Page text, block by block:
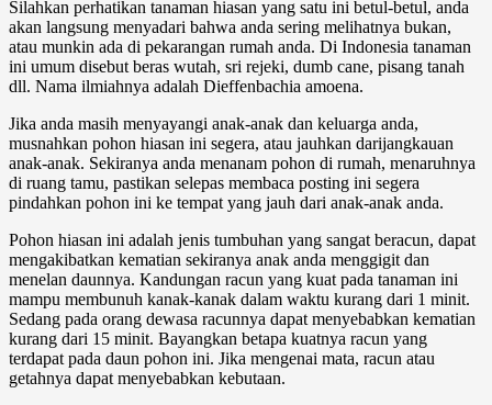
Silahkan perhatikan tanaman hiasan yang satu ini betul-betul, anda
akan langsung menyadari bahwa anda sering melihatnya bukan,
atau munkin ada di pekarangan rumah anda. Di Indonesia tanaman
ini umum disebut beras wutah, sri rejeki, dumb cane, pisang tanah
dll. Nama ilmiahnya adalah Dieffenbachia amoena.
Jika anda masih menyayangi anak-anak dan keluarga anda,
musnahkan pohon hiasan ini segera, atau jauhkan darijangkauan
anak-anak. Sekiranya anda menanam pohon di rumah, menaruhnya
di ruang tamu, pastikan selepas membaca posting ini segera
pindahkan pohon ini ke tempat yang jauh dari anak-anak anda.
Pohon hiasan ini adalah jenis tumbuhan yang sangat beracun, dapat
mengakibatkan kematian sekiranya anak anda menggigit dan
menelan daunnya. Kandungan racun yang kuat pada tanaman ini
mampu membunuh kanak-kanak dalam waktu kurang dari 1 minit.
Sedang pada orang dewasa racunnya dapat menyebabkan kematian
kurang dari 15 minit. Bayangkan betapa kuatnya racun yang
terdapat pada daun pohon ini. Jika mengenai mata, racun atau
getahnya dapat menyebabkan kebutaan.